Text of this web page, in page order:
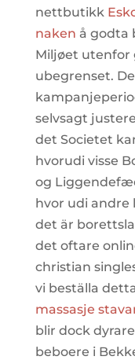
nettbutikk
naken å godta
Miljøet
ubegrenset.
selvsagt
det Societet
hvorudi visse
og
hvor udi andre
det är
det oftare
christian
vi beställa
massasje
blir dock
beboere i